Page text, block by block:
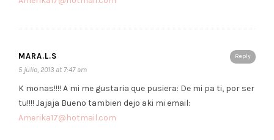
Reply
MARA.L.S
5 julio, 2013 at 7:47 am
K monas!!!! A mi me gustaria que pusiera: De mi pa ti, por ser
tu!!!! Jajaja Bueno tambien dejo aki mi email:
Amerika17@hotmail.com